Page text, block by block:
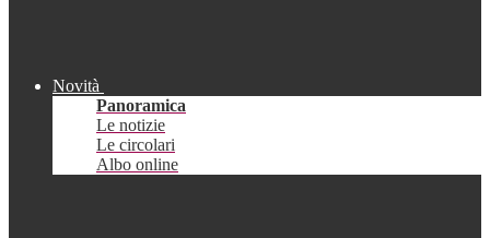
Novità
Panoramica
Le notizie
Le circolari
Albo online